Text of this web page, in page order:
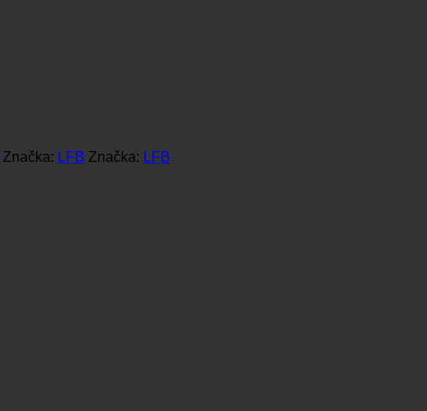
Značka: LFB Značka: LFB